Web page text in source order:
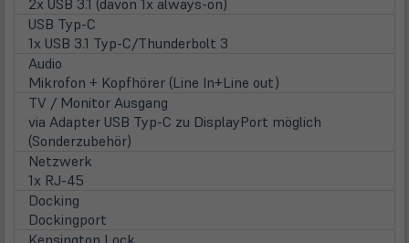
2x USB 3.1 (davon 1x always-on)
USB Typ-C
1x USB 3.1 Typ-C/Thunderbolt 3
Audio
Mikrofon + Kopfhörer (Line In+Line out)
TV / Monitor Ausgang
via Adapter USB Typ-C zu DisplayPort möglich
(Sonderzubehör)
Netzwerk
1x RJ-45
Docking
Dockingport